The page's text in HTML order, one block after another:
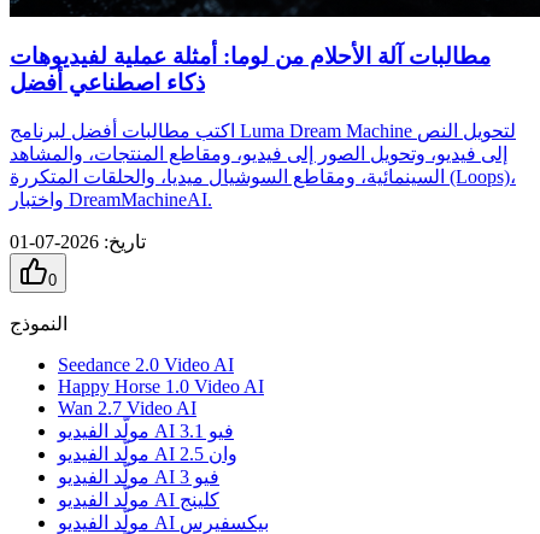
مطالبات آلة الأحلام من لوما: أمثلة عملية لفيديوهات
ذكاء اصطناعي أفضل
اكتب مطالبات أفضل لبرنامج Luma Dream Machine لتحويل النص
إلى فيديو، وتحويل الصور إلى فيديو، ومقاطع المنتجات، والمشاهد
السينمائية، ومقاطع السوشيال ميديا، والحلقات المتكررة (Loops)،
واختبار DreamMachineAI.
تاريخ:
2026-07-01
0
النموذج
Seedance 2.0 Video AI
Happy Horse 1.0 Video AI
Wan 2.7 Video AI
مولّد الفيديو AI فيو 3.1
مولّد الفيديو AI وان 2.5
مولّد الفيديو AI فيو 3
مولّد الفيديو AI كلينج
مولّد الفيديو AI بيكسفيرس